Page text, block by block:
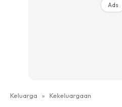
Ads
Keluarga » Kekeluargaan